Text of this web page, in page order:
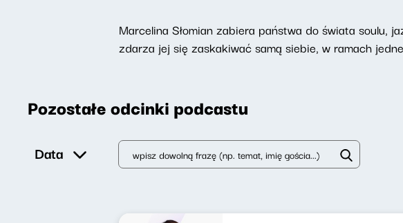
Marcelina Słomian zabiera państwa do świata soulu,
zdarza jej się zaskakiwać samą siebie, w ramach
Pozostałe odcinki podcastu
Data